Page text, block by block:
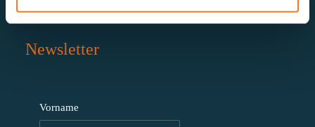
Newsletter
Vorname